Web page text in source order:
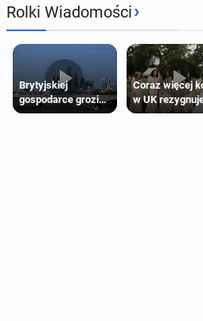
Rolki Wiadomości›
Brytyjskiej
gospodarce grozi
recesja, jeśli
Coraz więcej
w UK
roli druhny na